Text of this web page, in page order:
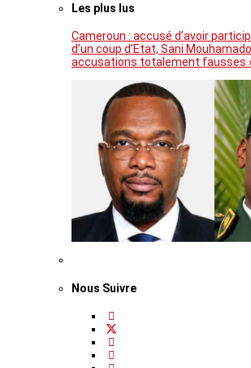
Les plus lus
Cameroun : accusé d’avoir
d’un coup d’Etat, Sani
accusations totalement fausses
Nous Suivre